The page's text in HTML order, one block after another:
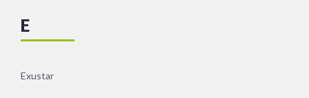
E
Exustar